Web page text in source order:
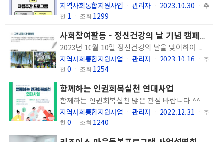
지역사회통합지원사업 관리자 2023.10.30
추
천 1 조회 1299
사회참여활동 - 정신건강의 날 기념 캠페인 진행
2023년 10월 10일 정신건강의 날을 맞이하여 정신건강의 중요성을 환기하고 정신질환에 대한 편견을 해소하기 위하여 캠페인을 진행하였습니다. 2023년 10월 10일(화)~12일(목) 3일간 충주시보건소를 시작으로 호암병원, 남범우평안정신과의원, 호암지 생태공원, 충주운전면허시험장, 건국대학교 글로컬 캠퍼스 총 6곳에서 약 760여명의 지역 주민과 대학생을 대상으로 안내문과 함께 무료로 차를 나눠주거나 간식꾸러미를 제작하여 나눠주며 충주어울림센터 이용인분들이 직접 캠페인을 진행하였습니다.,
지역사회통합지원사업 관리자 2023.10.16
추
천 0 조회 1254
함께하는 인권회복실천 연대사업
함께하는 인권회복실천 많은 관심 바랍니다 ^^
지역사회통합지원사업 관리자 2022.12.31
추
천 0 조회 1240